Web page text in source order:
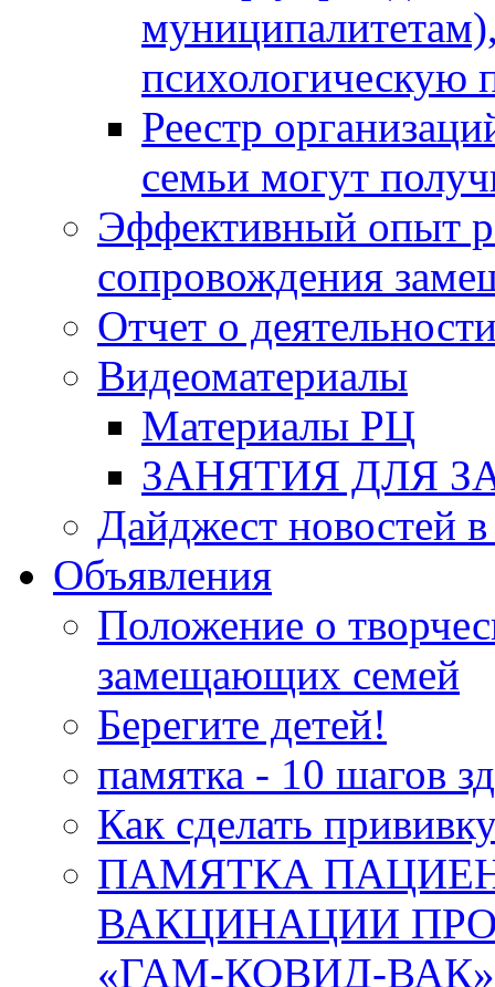
Реестр
семьи могут
Эффективный опыт
сопровождения
Отчет о
Видеоматериалы
Материалы РЦ
ЗАНЯТИЯ ДЛЯ
Дайджест новостей
Объявления
Положение о
замещающих семей
Берегите детей!
памятка - 10 шагов
Как сделать
ПАМЯТКА
ВАКЦИНАЦИИ
«ГАМ-КОВИД-ВАК»